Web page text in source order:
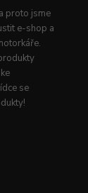
proto jsme
e-shop a
se